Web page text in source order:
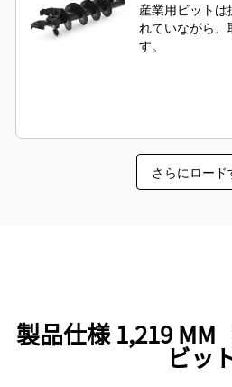
産業用ビット
れていながら
す。
さらにロード
製品仕様 1,219 MM
ビッ